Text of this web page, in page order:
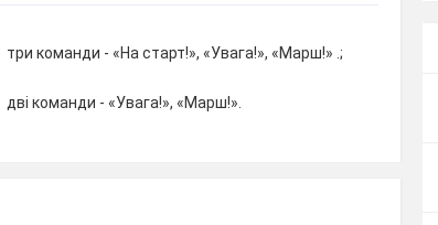
три команди - «На старт!», «Увага!», «Марш!» .;
дві команди - «Увага!», «Марш!».